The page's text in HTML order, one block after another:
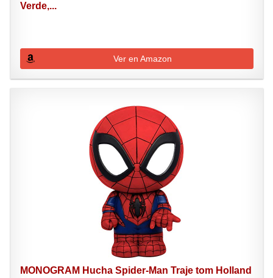
Verde,...
Ver en Amazon
MONOGRAM Hucha Spider-Man Traje tom Holland